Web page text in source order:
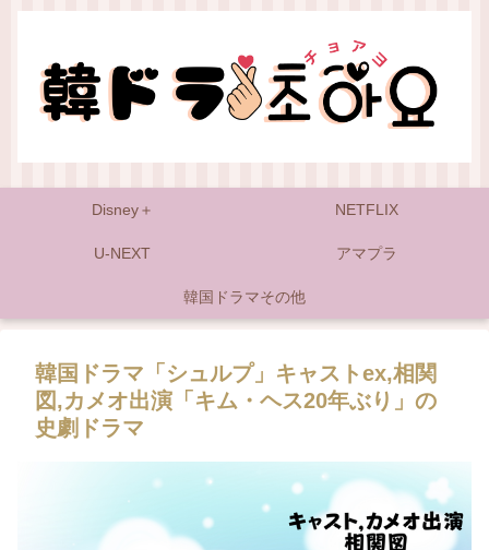
Disney＋ NETFLIX
U-NEXT アマプラ
韓国ドラマその他
韓国ドラマ「シュルプ」キャストex,相関
図,カメオ出演「キム・ヘス20年ぶり」の
史劇ドラマ